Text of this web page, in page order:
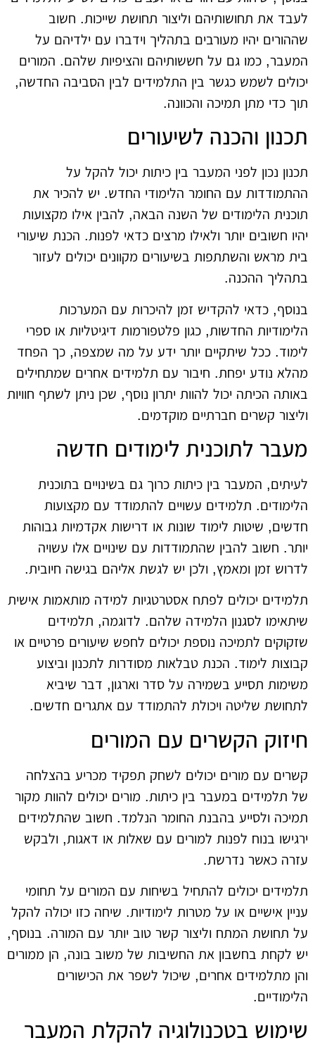
לעבד את תחושותיהם וליצור תחושת שייכות. חשוב
שההורים יהיו מעורבים בתהליך וידברו עם ילדיהם על
המעבר, כמו גם על חששותיהם והציפיות שלהם. המורים
יכולים לשמש כגשר בין התלמידים לבין הסביבה החדשה,
תוך כדי מתן תמיכה והכוונה.
תכנון והכנה לשיעורים
תכנון נכון לפני המעבר בין כיתות יכול להקל על
ההתמודדות עם החומר הלימודי החדש. יש להכיר את
תוכנית הלימודים של השנה הבאה, להבין אילו מקצועות
יהיו חשובים יותר ולאילו מרצים כדאי לפנות. הכנת שיעורי
בית מראש והשתתפות בשיעורים מקוונים יכולים לעזור
בתהליך ההכנה.
בנוסף, כדאי להקדיש זמן להיכרות עם המערכות
הלימודיות החדשות, כגון פלטפורמות דיגיטליות או ספרי
לימוד. ככל שיתקיים יותר ידע על מה שמצפה, כך הפחד
מהלא נודע יפחת. חיבור עם תלמידים אחרים שמתחילים
באותה הכיתה יכול להוות יתרון נוסף, שכן ניתן לשתף חוויות
וליצור קשרים חברתיים מוקדמים.
מעבר לתוכנית לימודים חדשה
לעיתים, המעבר בין כיתות כרוך גם בשינויים בתוכנית
הלימודים. תלמידים עשויים להתמודד עם מקצועות
חדשים, שיטות לימוד שונות או דרישות אקדמיות גבוהות
יותר. חשוב להבין שהתמודדות עם שינויים אלו עשויה
לדרוש זמן ומאמץ, ולכן יש לגשת אליהם בגישה חיובית.
תלמידים יכולים לפתח אסטרטגיות למידה מותאמות אישית
שיתאימו לסגנון הלמידה שלהם. לדוגמה, תלמידים
שזקוקים לתמיכה נוספת יכולים לחפש שיעורים פרטיים או
קבוצות לימוד. הכנת טבלאות מסודרות לתכנון וביצוע
משימות תסייע בשמירה על סדר וארגון, דבר שיביא
לתחושת שליטה ויכולת להתמודד עם אתגרים חדשים.
חיזוק הקשרים עם המורים
קשרים עם מורים יכולים לשחק תפקיד מכריע בהצלחה
של תלמידים במעבר בין כיתות. מורים יכולים להוות מקור
תמיכה ולסייע בהבנת החומר הנלמד. חשוב שהתלמידים
ירגישו בנוח לפנות למורים עם שאלות או דאגות, ולבקש
עזרה כאשר נדרשת.
תלמידים יכולים להתחיל בשיחות עם המורים על תחומי
עניין אישיים או על מטרות לימודיות. שיחה כזו יכולה להקל
על תחושת המתח וליצור קשר טוב יותר עם המורה. בנוסף,
יש לקחת בחשבון את החשיבות של משוב בונה, הן ממורים
והן מתלמידים אחרים, שיכול לשפר את הכישורים
הלימודיים.
שימוש בטכנולוגיה להקלת המעבר